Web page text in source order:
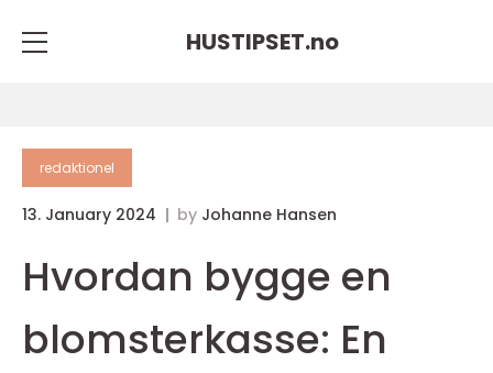
HUSTIPSET.no
redaktionel
13. January 2024 by Johanne Hansen
Hvordan bygge en
blomsterkasse: En